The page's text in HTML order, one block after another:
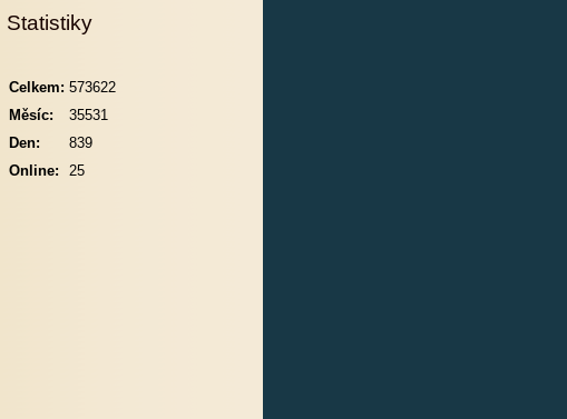
Statistiky
Online: 25
Celkem: 573622
Měsíc:
35531
Den:
839